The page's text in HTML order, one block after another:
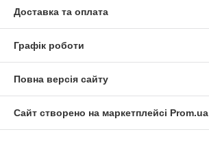
Доставка та оплата
Графік роботи
Повна версія сайту
Сайт створено на маркетплейсі Prom.ua